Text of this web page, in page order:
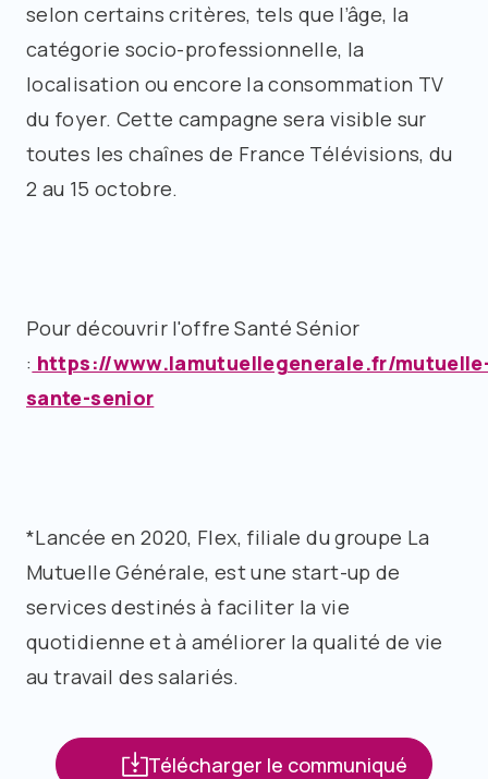
selon certains critères, tels que l’âge, la
catégorie socio-professionnelle, la
localisation ou encore la consommation TV
du foyer. Cette campagne sera visible sur
toutes les chaînes de France Télévisions, du
2 au 15 octobre.
Pour découvrir l'offre Santé Sénior
: https://www.lamutuellegenerale.fr/
sante-senior
*Lancée en 2020, Flex, filiale du groupe La
Mutuelle Générale, est une start-up de
services destinés à faciliter la vie
quotidienne et à améliorer la qualité de vie
au travail des salariés.
Télécharger le communiqué